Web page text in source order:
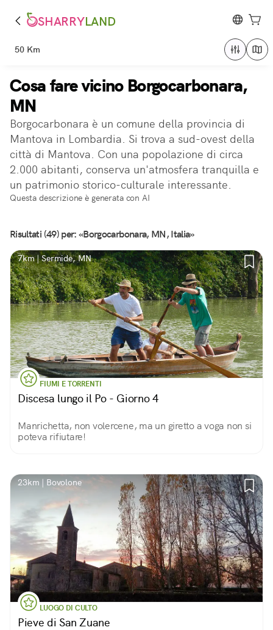
SHARRYLAND
50 Km
Cosa fare vicino Borgocarbonara,
MN
Borgocarbonara è un comune della provincia di
Mantova in Lombardia. Si trova a sud-ovest della
città di Mantova. Con una popolazione di circa
2.000 abitanti, conserva un'atmosfera tranquilla e
un patrimonio storico-culturale interessante.
Questa descrizione è generata con AI
Risultati (49) per: «Borgocarbonara, MN, Italia»
7km | Sermide, MN
FIUMI E TORRENTI
Discesa lungo il Po - Giorno 4
Manrichetta, non volercene, ma un giretto a voga non si
poteva rifiutare!
23km | Bovolone
LUOGO DI CULTO
Pieve di San Zuane